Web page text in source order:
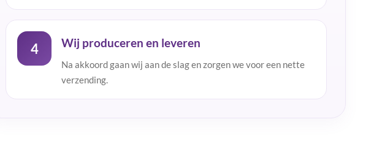
4 Wij produceren en leveren
Na akkoord gaan wij aan de slag en zorgen we voor een nette
verzending.